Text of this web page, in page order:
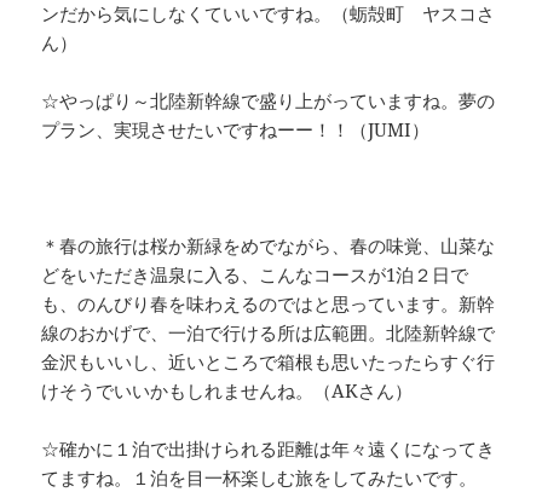
ンだから気にしなくていいですね。（蛎殻町 ヤスコさ
ん）
☆やっぱり～北陸新幹線で盛り上がっていますね。夢の
プラン、実現させたいですねーー！！（JUMI）
＊春の旅行は桜か新緑をめでながら、春の味覚、山菜な
どをいただき温泉に入る、こんなコースが1泊２日で
も、のんびり春を味わえるのではと思っています。新幹
線のおかげで、一泊で行ける所は広範囲。北陸新幹線で
金沢もいいし、近いところで箱根も思いたったらすぐ行
けそうでいいかもしれませんね。（AKさん）
☆確かに１泊で出掛けられる距離は年々遠くになってき
てますね。１泊を目一杯楽しむ旅をしてみたいです。